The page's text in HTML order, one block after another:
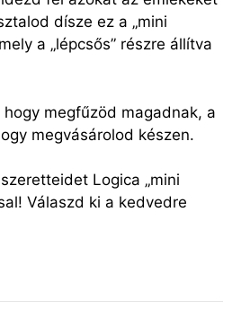
dísze ez a „mini
a „lépcsős” részre állítva
megfűzöd magadnak, a
megvásárolod készen.
Logica „mini
Válaszd ki a kedvedre